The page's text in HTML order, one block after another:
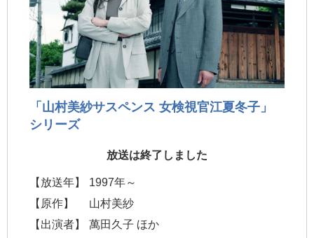
「山村美紗サスペンス 女検視官江夏冬子」
シリーズ
放送は終了しました
【放送年】
1997年～
【原作】
山村美紗
【出演者】
萬田久子 ほか